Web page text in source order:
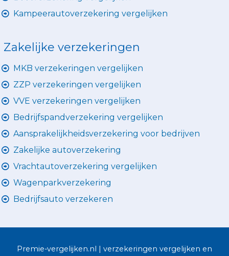
Kampeerautoverzekering vergelijken
Zakelijke verzekeringen
MKB verzekeringen vergelijken
ZZP verzekeringen vergelijken
VVE verzekeringen vergelijken
Bedrijfspandverzekering vergelijken
Aansprakelijkheidsverzekering voor bedrijven
Zakelijke autoverzekering
Vrachtautoverzekering vergelijken
Wagenparkverzekering
Bedrijfsauto verzekeren
Premie-vergelijken.nl | verzekeringen vergelijken en